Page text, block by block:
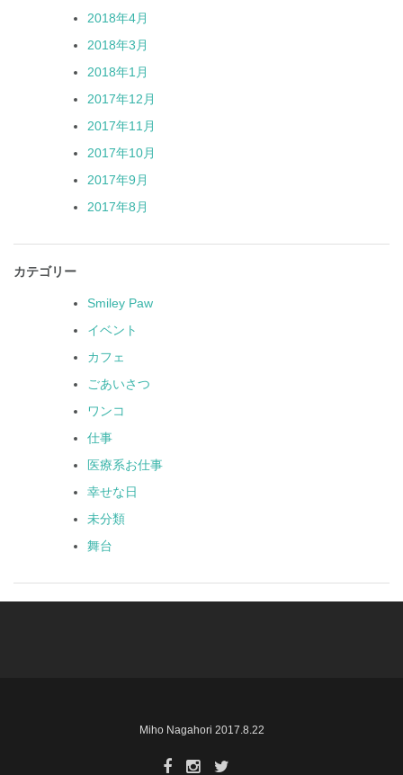
2018年4月
2018年3月
2018年1月
2017年12月
2017年11月
2017年10月
2017年9月
2017年8月
カテゴリー
Smiley Paw
イベント
カフェ
ごあいさつ
ワンコ
仕事
医療系お仕事
幸せな日
未分類
舞台
Miho Nagahori 2017.8.22